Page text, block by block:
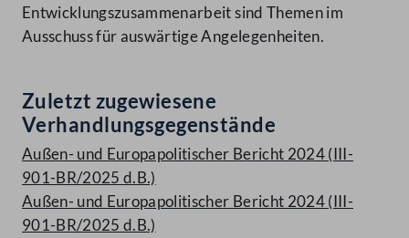
Entwicklungszusammenarbeit sind Themen im
Ausschuss für auswärtige Angelegenheiten.
Zuletzt zugewiesene
Verhandlungsgegenstände
Außen- und Europapolitischer Bericht 2024 (III-
901-BR/2025 d.B.)
Außen- und Europapolitischer Bericht 2024 (III-
901-BR/2025 d.B.)